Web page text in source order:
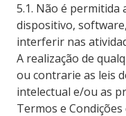
5.1. Não é permitida
dispositivo,
interferir nas
A realização de
ou contrarie as leis
intelectual e/ou as
Termos e